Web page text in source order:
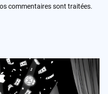
commentaires sont traitées.